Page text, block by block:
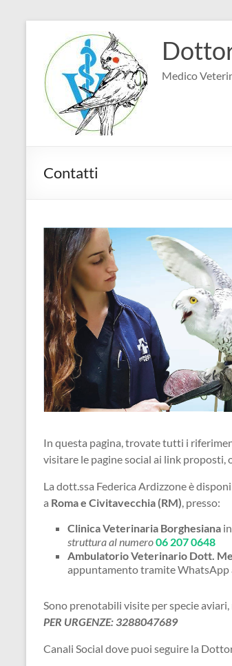
contenuto
Medico
Contatti
In questa pagina, trovate tutti i
visitare le pagine social ai link
La dott.ssa Federica Ardizzone è
a Roma e Civitavecchia (RM) , presso:
Clinica Veterinaria Borghesiana in
struttura al numero06 207 0648
Ambulatorio Veterinario Dott.
appuntamento tramite WhatsApp
Sono prenotabili visite per specie
PER URGENZE: 3288047689
Canali Social dove puoi seguire la